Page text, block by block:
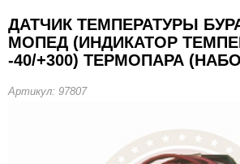
ДАТЧИК ТЕМПЕРАТУРЫ
МОПЕД (ИНДИКАТОР
-40/+300) ТЕРМОПАРА
Артикул: 97807